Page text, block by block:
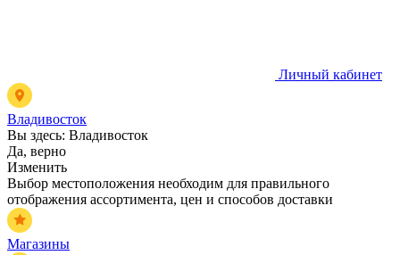
Личный кабинет
Владивосток
Вы здесь: Владивосток
Да, верно
Изменить
Выбор местоположения необходим для правильного
отображения ассортимента, цен и способов доставки
Магазины